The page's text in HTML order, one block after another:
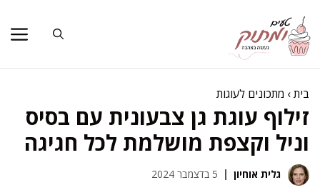
לתוכן
בית› מתכונים לעוגות
זילוף עוגת גן צבעונית עם בסיס
וניל וקצפת מושלמת לכל חגיגה
גלית אוחיון 5 בדצמבר 2024